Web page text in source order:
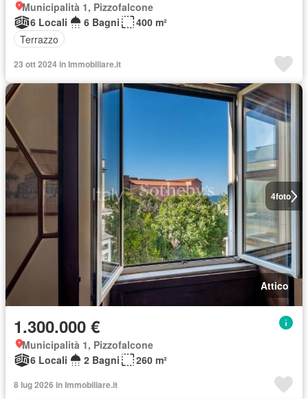
Municipalità 1, Pizzofalcone
6 Locali
6 Bagni
400 m²
Terrazzo
23 ott 2024 in Immobiliare.it
4foto
Attico
1.300.000 €
Municipalità 1, Pizzofalcone
6 Locali
2 Bagni 260 m²
8 lug 2026 in Immobiliare.it